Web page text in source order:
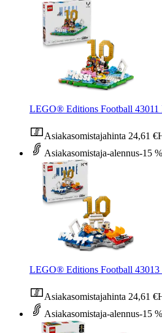
LEGO® Editions Football 43011
Asiakasomistajahinta 24,61 €
Asiakasomistaja-alennus-15 %
LEGO® Editions Football 43013
Asiakasomistajahinta 24,61 €
Asiakasomistaja-alennus-15 %